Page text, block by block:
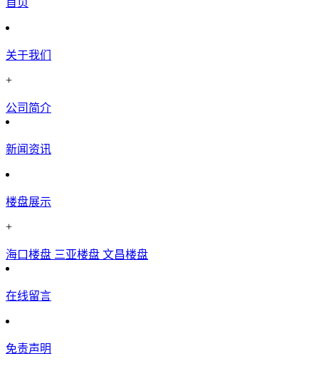
首页
关于我们
+
公司简介
新闻资讯
楼盘展示
+
海口楼盘 三亚楼盘 文昌楼盘
在线留言
免责声明